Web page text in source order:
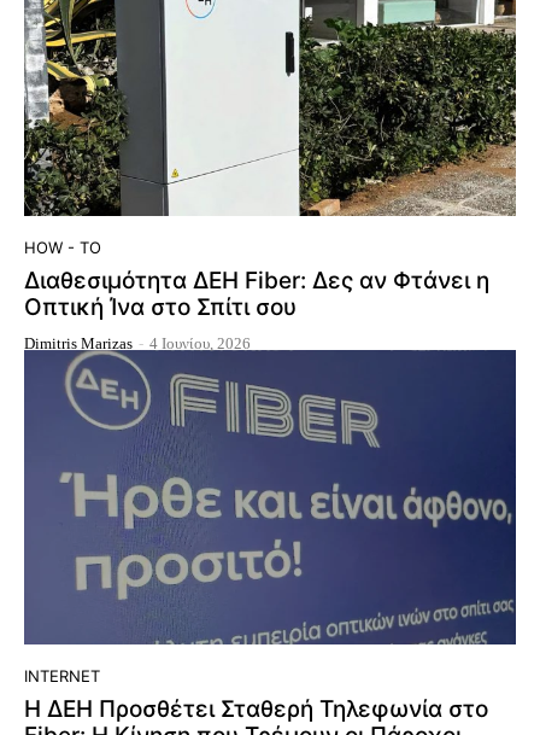
HOW - TO
Διαθεσιμότητα ΔΕΗ Fiber: Δες αν Φτάνει η
Οπτική Ίνα στο Σπίτι σου
Dimitris Marizas - 4 Ιουνίου, 2026
INTERNET
Η ΔΕΗ Προσθέτει Σταθερή Τηλεφωνία στο